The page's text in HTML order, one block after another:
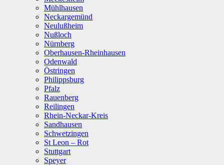
Mühlhausen
Neckargemünd
Neulußheim
Nußloch
Nürnberg
Oberhausen-Rheinhausen
Odenwald
Östringen
Philippsburg
Pfalz
Rauenberg
Reilingen
Rhein-Neckar-Kreis
Sandhausen
Schwetzingen
St Leon – Rot
Stuttgart
Speyer